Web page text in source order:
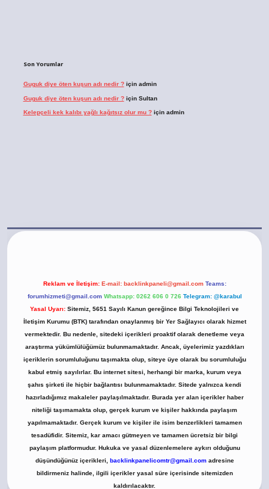
Son Yorumlar
Guguk diye öten kuşun adı nedir ?için admin
Guguk diye öten kuşun adı nedir ?için Sultan
Kelepçeli kek kalıbı yağlı kağıtsız olur mu ?için admin
Reklam ve İletişim: E-mail: backlinkpaneli@gmail.com Teams:
forumhizmeti@gmail.com Whatsapp: 0262 606 0 726 Telegram: @karabul
Yasal Uyarı: Sitemiz, 5651 Sayılı Kanun gereğince Bilgi Teknolojileri ve
İletişim Kurumu (BTK) tarafından onaylanmış bir Yer Sağlayıcı olarak hizmet
vermektedir. Bu nedenle, sitedeki içerikleri proaktif olarak denetleme veya
araştırma yükümlülüğümüz bulunmamaktadır. Ancak, üyelerimiz yazdıkları
içeriklerin sorumluluğunu taşımakta olup, siteye üye olarak bu sorumluluğu
kabul etmiş sayılırlar. Bu internet sitesi, herhangi bir marka, kurum veya
şahıs şirketi ile hiçbir bağlantısı bulunmamaktadır. Sitede yalnızca kendi
hazırladığımız makaleler paylaşılmaktadır. Burada yer alan içerikler haber
niteliği taşımamakta olup, gerçek kurum ve kişiler hakkında paylaşım
yapılmamaktadır. Gerçek kurum ve kişiler ile isim benzerlikleri tamamen
tesadüfidir. Sitemiz, kar amacı gütmeyen ve tamamen ücretsiz bir bilgi
paylaşım platformudur. Hukuka ve yasal düzenlemelere aykırı olduğunu
düşündüğünüz içerikleri, backlinkpanelicomtr@gmail.comadresine
bildirmeniz halinde, ilgili içerikler yasal süre içerisinde sitemizden
kaldırılacaktır.